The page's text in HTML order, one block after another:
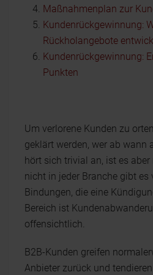
Maßnahmenplan zur
Kundenrückgewinnung:
Rückholangebote
Kundenrückgewinnung:
Punkten
Um verlorene Kunden zu
geklärt werden, wer ab wann
hört sich trivial an, ist es
nicht in jeder Branche gibt es
Bindungen, die eine
Bereich ist
offensichtlich.
B2B-Kunden greifen
Anbieter zurück und